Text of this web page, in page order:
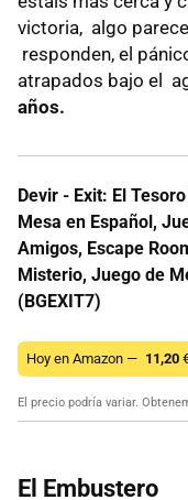
victoria, algo
responden, el
atrapados bajo el
años.
Devir - Exit: El
Mesa en Español,
Amigos, Escape
Misterio, Juego de
(BGEXIT7)
Hoy en Amazon — 11,20
El precio podría variar.
El Embustero